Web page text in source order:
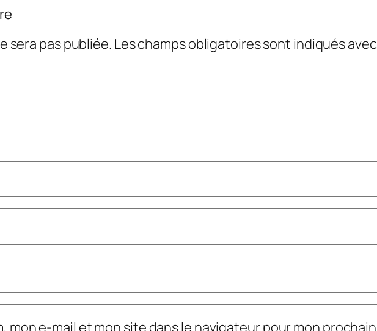
sera pas publiée.Les champs obligatoires sont indiqués